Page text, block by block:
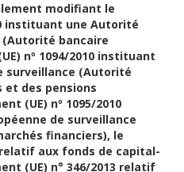
modifiant le
instituant une Autorité
(Autorité bancaire
nº 1094/2010 instituant
surveillance (Autorité
et des pensions
(UE) nº 1095/2010
de surveillance
financiers), le
relatif aux fonds de capital-
(UE) n° 346/2013 relatif